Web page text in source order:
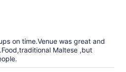
on time.Venue was great and
Maltese ,but